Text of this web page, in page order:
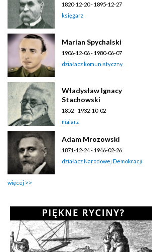
1820-12-20 - 1895-12-27
księgarz
Marian Spychalski
1906-12-06 - 1980-06-07
działacz komunistyczny
Władysław Ignacy
Stachowski
1852 - 1932-10-02
malarz
Adam Mrozowski
1871-12-24 - 1946-02-26
działacz Narodowej Demokracji
więcej